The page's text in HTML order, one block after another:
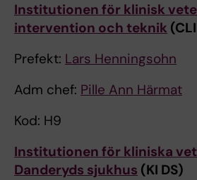
Institutionen för klinisk
intervention och teknik
Prefekt: Lars Henningsohn
Adm chef: Pille Ann Härmat
Kod: H9
Institutionen för kliniska
Danderyds sjukhus (KI DS)